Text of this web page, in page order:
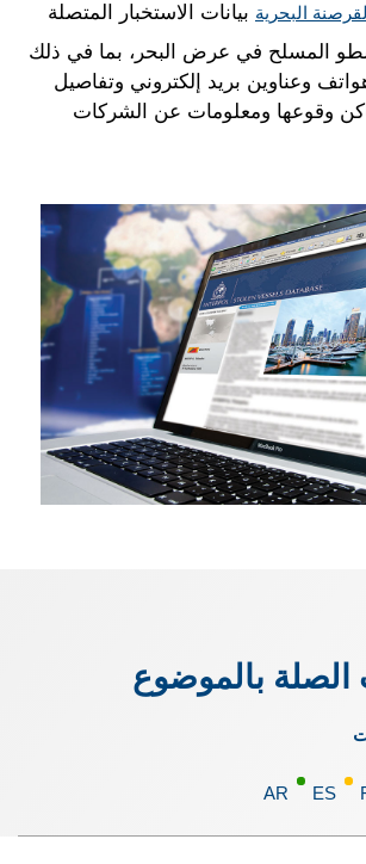
البحرية بيانات الاستخبار المتصلة
المسلح في عرض البحر، بما في ذلك
وعناوين بريد إلكتروني وتفاصيل
وقوعها ومعلومات عن الشركات
الصلة بالموضوع
ES
AR